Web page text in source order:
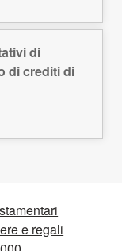
di
di crediti di
e regali